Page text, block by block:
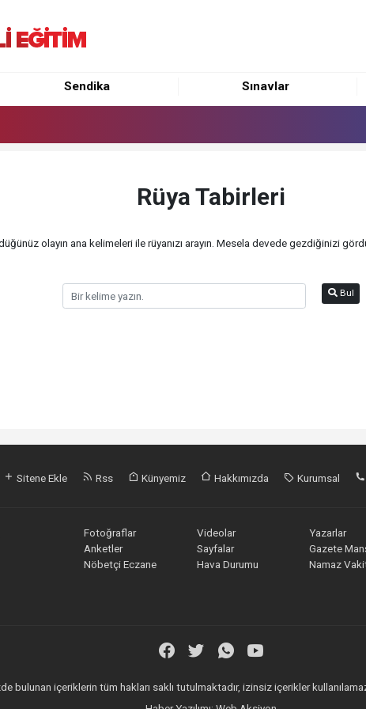
Sendika Sınavlar
Rüya Tabirleri
olayın ana kelimeleri ile rüyanızı arayın. Mesela devede gezdiğinizi
Bul
Sitene Ekle Rss Künyemiz Hakkımızda Kurumsal
Fotoğraflar Videolar
Yazarlar
Anketler
Sayfalar
Gazete
Nöbetçi Eczane
Hava Durumu Namaz
bulunan içeriklerin tüm hakları saklı tutulmaktadır, izinsiz içerikler